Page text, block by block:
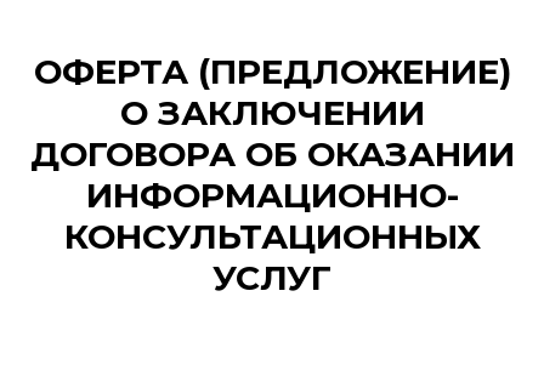
ОФЕРТА (ПРЕДЛОЖЕНИЕ)
О ЗАКЛЮЧЕНИИ
ДОГОВОРА ОБ ОКАЗАНИИ
ИНФОРМАЦИОННО-
КОНСУЛЬТАЦИОННЫХ
УСЛУГ